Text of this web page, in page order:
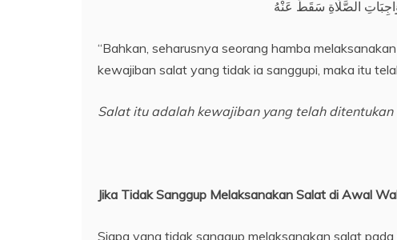
“Bahkan, seharusnya seorang hamba
kewajiban salat yang tidak ia sanggupi, maka itu
Salat itu adalah kewajiban yang telah
Jika Tidak Sanggup Melaksanakan Salat di Awal
Siapa yang tidak sanggup melaksanakan salat